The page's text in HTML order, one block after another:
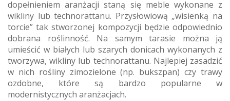
dopełnieniem aranżacji staną się meble wykonane z
wikliny lub technorattanu. Przysłowiową „wisienką na
torcie” tak stworzonej kompozycji będzie odpowiednio
dobrana roślinność. Na samym tarasie można ją
umieścić w białych lub szarych donicach wykonanych z
tworzywa, wikliny lub technorattanu. Najlepiej zasadzić
w nich rośliny zimozielone (np. bukszpan) czy trawy
ozdobne, które są bardzo popularne w
modernistycznych aranżacjach.